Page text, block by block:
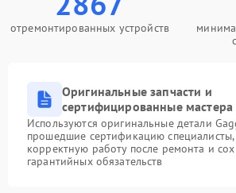
отремонтированных устройств
Оригинальные запчасти и
сертифицированные мастера
Используются оригинальные детали
прошедшие сертификацию специалисты,
корректную работу после ремонта и
гарантийных обязательств